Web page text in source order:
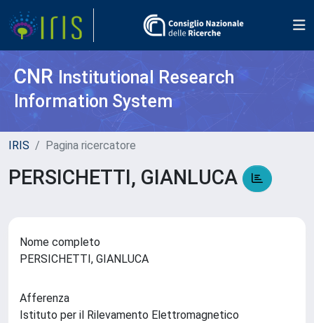
CNR Institutional Research
Information System
IRIS Pagina ricercatore
PERSICHETTI, GIANLUCA
Nome completo
PERSICHETTI, GIANLUCA
Afferenza
Istituto per il Rilevamento Elettromagnetico